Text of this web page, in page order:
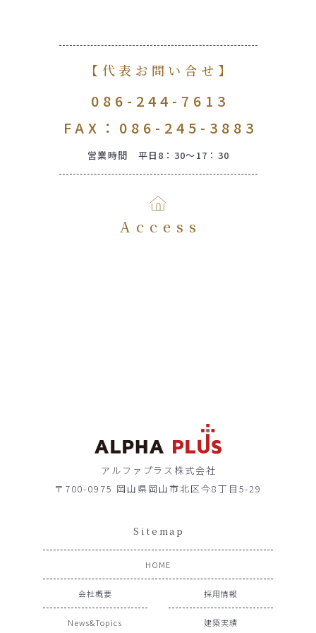
【代表お問い合せ】
086-244-7613
FAX：086-245-3883
営業時間 平日8：30～17：30
Access
アルファプラス株式会社
〒700-0975 岡山県岡山市北区今8丁目5-29
Sitemap
HOME
会社概要 採用情報
News&Topics 建築実績